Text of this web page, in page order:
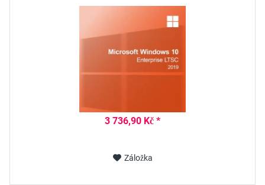
3 736,90 Kč *
Záložka